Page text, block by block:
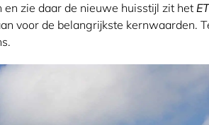
zie daar de nieuwe huisstijl zit het
voor de belangrijkste kernwaarden.